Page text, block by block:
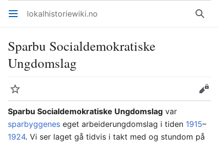
Åpne hovedmenyen lokalhistoriewiki.no Søk
Sparbu Socialdemokratiske
Ungdomslag
Overvåk
Rediger
Sparbu Socialdemokratiske Ungdomslag var
sparbyggenes eget arbeiderungdomslag i tiden 1915–
1924. Vi ser laget gå tidvis i takt med og stundom på